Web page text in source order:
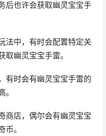
后也许会获取幽灵宝宝手
法中，有时会配置特定关
取幽灵宝宝手雷。
有时会有幽灵宝宝手雷的
。
商店，偶尔会有幽灵宝宝
币。